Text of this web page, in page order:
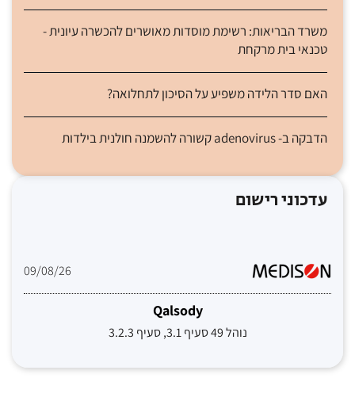
משרד הבריאות: רשימת מוסדות מאושרים להכשרה עיונית -
טכנאי בית מרקחת
האם סדר הלידה משפיע על הסיכון לתחלואה?
הדבקה ב- adenovirus קשורה להשמנה חולנית בילדות
עדכוני רישום
09/08/26
Qalsody
נוהל 49 סעיף 3.1, סעיף 3.2.3